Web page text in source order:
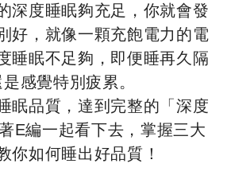
深度睡眠夠充足，你就會發
好，就像一顆充飽電力的電
睡眠不足夠，即便睡再久隔
感覺特別疲累。
眠品質，達到完整的「深度
E編一起看下去，掌握三大
你如何睡出好品質！